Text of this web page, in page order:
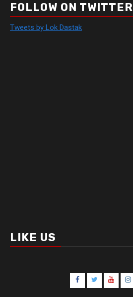
FOLLOW ON TWITTER
Tweets by Lok Dastak
LIKE US
Facebook
TwitterYoutube